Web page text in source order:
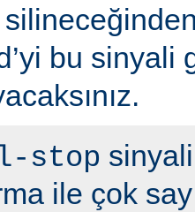
’yi bu sinyali
stop
ile çok